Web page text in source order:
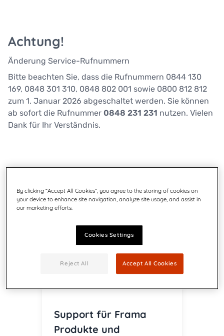
Achtung!
Änderung Service-Rufnummern
Bitte beachten Sie, dass die Rufnummern 0844 130
169, 0848 301 310, 0848 802 001 sowie 0800 812 812
zum 1. Januar 2026 abgeschaltet werden. Sie können
ab sofort die Rufnummer 0848 231 231 nutzen. Vielen
Dank für Ihr Verständnis.
Support für Frama
Produkte und
By clicking “Accept All Cookies”, you agree to the storing of cookies on
your device to enhance site navigation, analyze site usage, and assist in
our marketing efforts.
Cookies Settings
Reject All Accept All Cookies